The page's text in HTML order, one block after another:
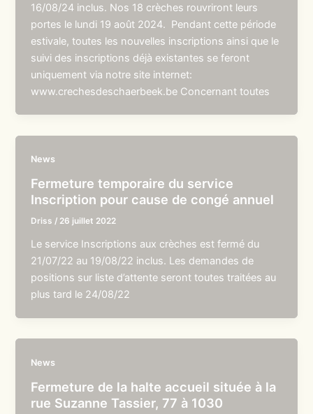
16/08/24 inclus. Nos 18 crèches rouvriront leurs
portes le lundi 19 août 2024. Pendant cette période
estivale, toutes les nouvelles inscriptions ainsi que le
suivi des inscriptions déjà existantes se feront
uniquement via notre site internet:
www.crechesdeschaerbeek.be Concernant toutes
News
Fermeture temporaire du service
Inscription pour cause de congé annuel
Driss / 26 juillet 2022
Le service Inscriptions aux crèches est fermé du
21/07/22 au 19/08/22 inclus. Les demandes de
positions sur liste d’attente seront toutes traitées au
plus tard le 24/08/22
News
Fermeture de la halte accueil située à la
rue Suzanne Tassier, 77 à 1030